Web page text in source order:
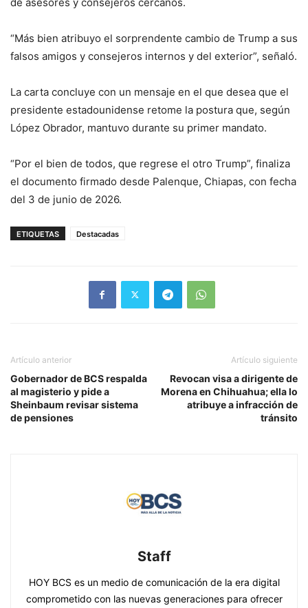
“Más bien atribuyo el sorprendente cambio de Trump a sus
falsos amigos y consejeros internos y del exterior”, señaló.
La carta concluye con un mensaje en el que desea que el
presidente estadounidense retome la postura que, según
López Obrador, mantuvo durante su primer mandato.
“Por el bien de todos, que regrese el otro Trump”, finaliza
el documento firmado desde Palenque, Chiapas, con fecha
del 3 de junio de 2026.
ETIQUETAS Destacadas
Artículo anterior
Gobernador de BCS respalda
al magisterio y pide a
Sheinbaum revisar sistema
de pensiones
Artículo siguiente
Revocan visa a dirigente de
Morena en Chihuahua; ella lo
atribuye a infracción de
tránsito
Staff
HOY BCS es un medio de comunicación de la era digital
comprometido con las nuevas generaciones para ofrecer